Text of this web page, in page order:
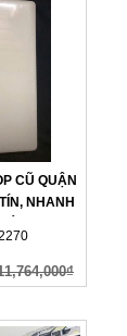
CŨ QUẬN
NHANH